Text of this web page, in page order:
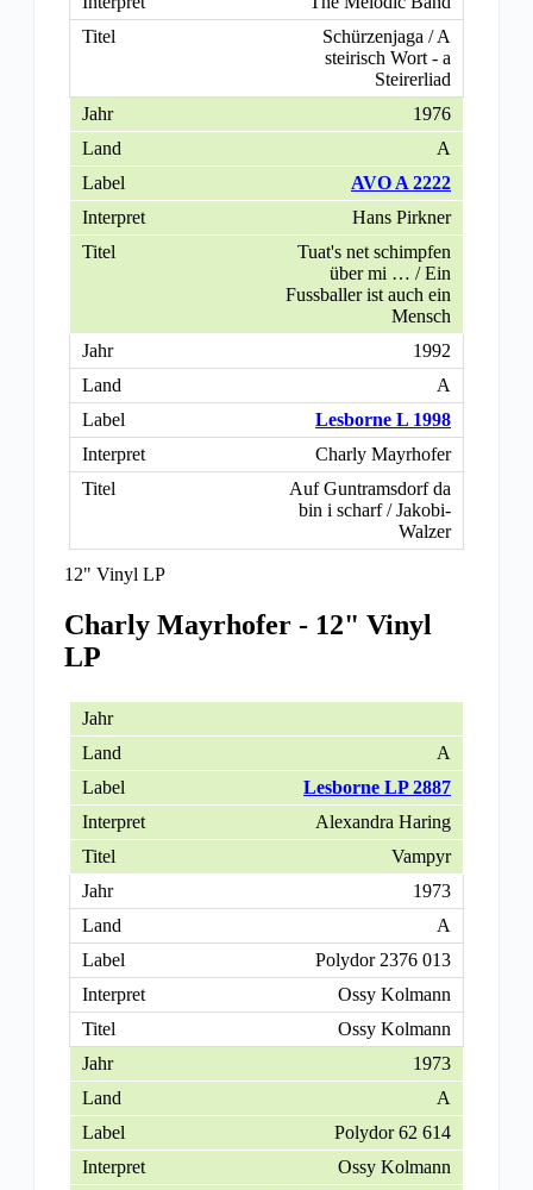
Schürzenjaga / A
steirisch Wort - a
Steirerliad
1976
A
AVO A 2222
Hans Pirkner
Tuat's net schimpfen
über mi … / Ein
Fussballer ist auch ein
Mensch
1992
A
Lesborne L 1998
Charly Mayrhofer
Auf Guntramsdorf da
bin i scharf / Jakobi-
Walzer
12" Vinyl LP
Charly Mayrhofer - 12" Vinyl
LP
A
Lesborne LP 2887
Alexandra Haring
Vampyr
1973
A
Polydor 2376 013
Ossy Kolmann
Ossy Kolmann
1973
A
Polydor 62 614
Ossy Kolmann